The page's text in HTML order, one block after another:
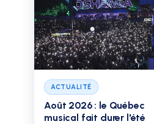
ACTUALITÉ
Août 2026 : le Québec
musical fait durer l'été